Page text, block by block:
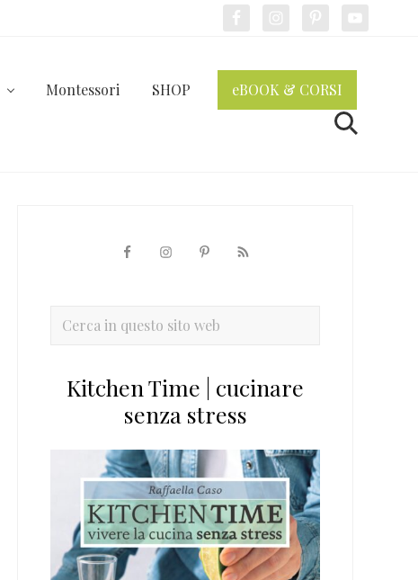
Montessori SHOP eBOOK & CORSI
Cerca
primaria
Cerca
sitoKitchen Time | cucinare
senza stress